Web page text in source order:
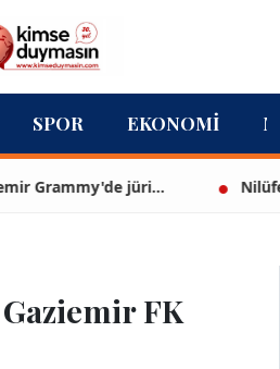
SPOR EKONOMI
jüri... Nilüfer
FK